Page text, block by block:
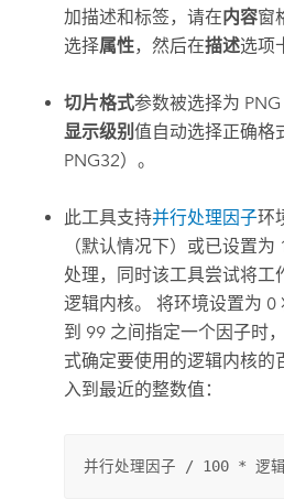
加描述和标签，请在内容窗
选择属性，然后在描述选项
切片格式参数被选择为
显示级别值自动选择正确格
PNG32）。
此工具支持并行处理因子环
（默认情况下）或已设置
处理，同时该工具尝试将工
逻辑内核。 将环境设置为 0
到 99 之间指定一个因子时
式确定要使用的逻辑内核的
入到最近的整数值：
并行处理因子 / 100 * 逻辑